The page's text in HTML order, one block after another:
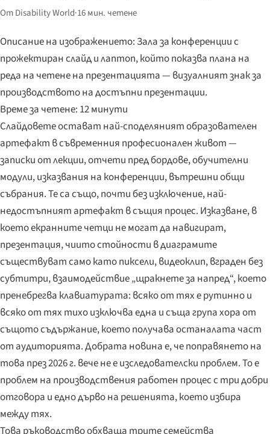
От Disability World·16 мин. четене
Описание на изображението: Зала за конференции с
прожектиран слайд и лаптоп, който показва плана на
реда на четене на презентацията — визуалният знак за
производството на достъпни презентации.
Време за четене: 12 минути
Слайдовете остават най-споделяният образователен
артефакт в съвременния професионален живот —
записки от лекции, отчети пред бордове, обучителни
модули, изказвания на конференции, вътрешни общи
събрания. Те са също, почти без изключение, най-
недостъпният артефакт в същия процес. Изказване, в
което екранните четци не могат да навигират,
презентация, чиито стойности в диаграмите
съществуват само като пиксели, видеоклип, вграден без
субтитри, взаимодействие „щракнете за напред“, което
пренебрегва клавиатурата: всяко от тях е рутинно и
всяко от тях тихо изключва една и съща група хора от
същото съдържание, което получава останалата част
от аудиторията. Добрата новина е, че поправянето на
това през 2026 г. вече не е изследователски проблем. То е
проблем на производствения работен процес с три добри
отговора и едно дърво на решенията, което избира
между тях.
Това ръководство обхваща трите семейства